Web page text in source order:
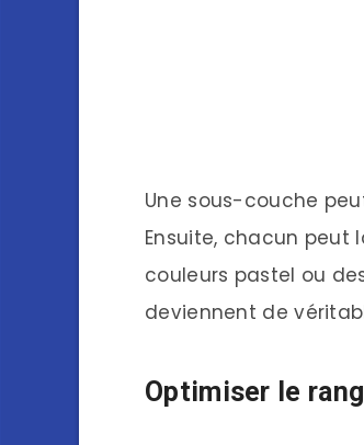
Une sous-couche
Ensuite, chacun peut
couleurs pastel ou
deviennent de
Optimiser le